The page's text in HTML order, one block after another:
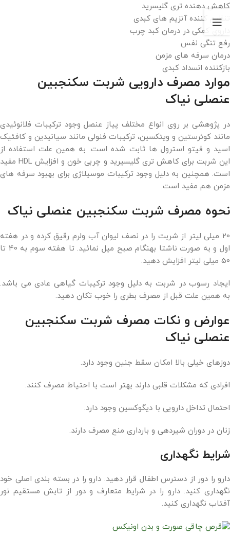
کاهش دهنده تری گلیسرید
تنظیم کننده آنزیم های کبدی
داروی کمکی در درمان کبد چرب
رفع تنگی نفس
درمان سرفه های مزمن
بازکننده انسداد کبدی
موارد مصرف دارویی شربت سکنجبین
عنصلی نیاک
در پژوهشی بر روی انواع مختلف پیاز عنصل وجود ترکیبات فلانوئیدی
مانند کوئرستین و ویتکسین، ترکیبات فنولی مانند سیانیدین و کافئیک
اسید و فیتو استرول ها ثابت شده است. به همین علت استفاده از
این شربت برای کاهش تری گلیسیرید و چربی خون و افزایش HDL مفید
است. همچنین به دلیل وجود ترکیبات موسیلاژی برای بهبود سرفه های
مزمن هم مفید است.
نحوه مصرف شربت سکنجبین عنصلی نیاک
20 میلی لیتر از شربت را در نصف لیوان آب ولرم رقیق کرده و در هفته
اول و به صورت ناشتا بهنگام صبح میل نمائید. تا هفته سوم به 40 تا
50 میلی لیتر افزایش دهید.
ایجاد رسوب در شربت به دلیل وجود ترکیبات گیاهی عادی می باشد.
به همین علت قبل از مصرف بطری را خوب تکان دهید.
عوارض و نکات مصرف شربت سکنجبین
عنصلی نیاک
دوزهای خیلی بالا امکان سقط جنین وجود دارد.
افرادی که مشکلات قلبی دارند بهتر است با احتیاط مصرف کنند.
احتمال تداخل دارویی با دیگوکسین وجود دارد.
زنان در دوران شیردهی و بارداری منع مصرف دارند.
شرایط نگهداری
دارو را دور از دسترس اطفال قرار دهید. دارو را در بسته بندی اصلی خود
نگهداری کنید. دارو را در شرایط متعارف و دور از تابش مستقیم نور
آفتاب نگهداری کنید.